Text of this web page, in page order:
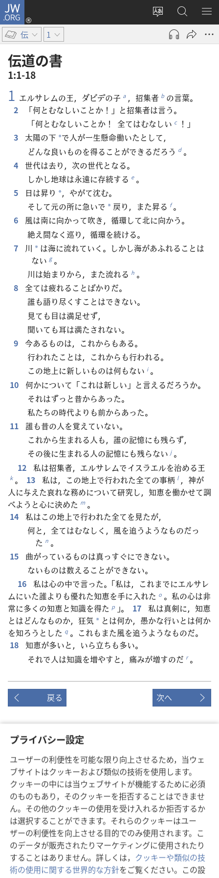
プライバシー設定
ユーザーの利便性を可能な限り向上させるため，当ウェ
ブサイトはクッキーおよび類似の技術を使用します。
クッキーの中には当ウェブサイトが機能するために必須
のものもあり，そのクッキーを拒否することはできませ
ん。その他のクッキーの使用を受け入れるか拒否するか
は選択することができます。それらのクッキーはユー
ザーの利便性を向上させる目的でのみ使用されます。こ
のデータが販売されたりマーケティングに使用されたり
することはありません。詳しくは， クッキーや類似の技
術の使用に関する世界的な方針をご覧ください。この設
JW.ORG
サ
ト
を
変
え
る
ロ
グ
ン
タ
ブ
で
開
く）
JW.ORG
の
検
メ
を
伝 1
伝道​の​書
1:1-18
1 エルサレムの王，ダビデの子 a ，招集者 b の言葉。
2
「何とむなしいことか！」と招集者は言う。
「何とむなしいことか！ 全てはむなしい c
！」
3
太陽の下 *で人が一生懸命働いたとして，
どんな良いものを得ることができるだろう d 。
4 世代は去り，次の世代となる。
しかし地球は永遠に存続する e 。
5
日は昇り *，やがて沈む。
そして元の所に急いで * 戻り，また昇る f 。
6
風は南に向かって吹き，循環して北に向かう。
絶え間なく巡り，循環を続ける。
7
川 * は海に流れていく。しかし海があふれることは
ない g 。
川は始まりから，また流れる h 。
8
全ては疲れることばかりだ。
誰も語り尽くすことはできない。
見ても目は満足せず，
聞いても耳は満たされない。
9
今あるものは，これからもある。
行われたことは，これからも行われる。
この地上に新しいものは何もない i 。
10
何かについて「これは新しい」と言えるだろうか。
それはずっと昔からあった。
私たちの時代よりも前からあった。
11 誰も昔の人を覚えていない。
これから生まれる人も，誰の記憶にも残らず，
その後に生まれる人の記憶にも残らない j 。
12
私は招集者，エルサレムでイスラエルを治める王
k 。 13 私は，この地上で行われた全ての事柄 l ，神が
人に与えた哀れな務めについて研究し，知恵を働かせて調
べようと心に決めた m 。
14
私はこの地上で行われた全てを見たが，
何と，全てはむなしく，風を追うようなものだっ
た n 。
15
曲がっているものは真っすぐにできない。
ないものは数えることができない。
16
私は心の中で言った。「私は，これまでにエルサレ
ムにいた誰よりも優れた知恵を手に入れた o 。私の心は非
常に多くの知恵と知識を得た p 」。 17
私は真剣に，知恵
とはどんなものか，狂気 * とは何か，愚かな行いとは何か
を知ろうとした q 。これもまた風を追うようなものだ。
18
知恵が多いと，いら立ちも多い。
それで人は知識を増やすと，痛みが増すのだ r 。
戻る 次へ
この出版物のコピーライト
Copyright ©2026Watch Tower Bible and Tract Society of
Pennsylvania.
利用規約|プライバシーに関する方針|プライバシー設定